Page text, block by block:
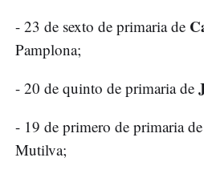
- 23 de sexto de primaria de
Pamplona;
- 20 de quinto de primaria de
- 19 de primero de primaria de
Mutilva;